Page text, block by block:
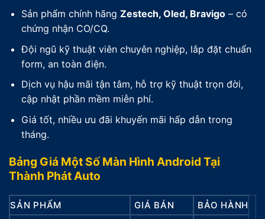
Sản phẩm chính hãng Zestech, Oled, Bravigo– có
chứng nhận CO/CQ.
Đội ngũ kỹ thuật viên chuyên nghiệp, lắp đặt chuẩn
form, an toàn điện.
Dịch vụ hậu mãi tận tâm, hỗ trợ kỹ thuật trọn đời,
cập nhật phần mềm miễn phí.
Giá tốt, nhiều ưu đãi khuyến mãi hấp dẫn trong
tháng.
Bảng Giá Một Số Màn Hình Android Tại
Thành Phát Auto
SẢN PHẨM GIÁ BÁN BẢO HÀNH